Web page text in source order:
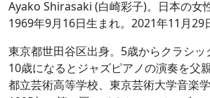
Ayako Shirasaki (白崎彩子)。日本の女
1969年9月16日生まれ。2021年11月29
東京都世田谷区出身。5歳からクラシッ
10歳になるとジャズピアノの演奏を父
都立芸術高等学校、東京芸術大学音楽学